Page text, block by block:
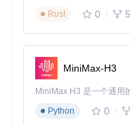
2.2 高级特性：深入内核
OpenArk的高级特性使
内核回调监控：查看
驱动程序管理：列出
签名信息
工具仓库集成：整合
Rust
0
MiniMax-H3
Python
0